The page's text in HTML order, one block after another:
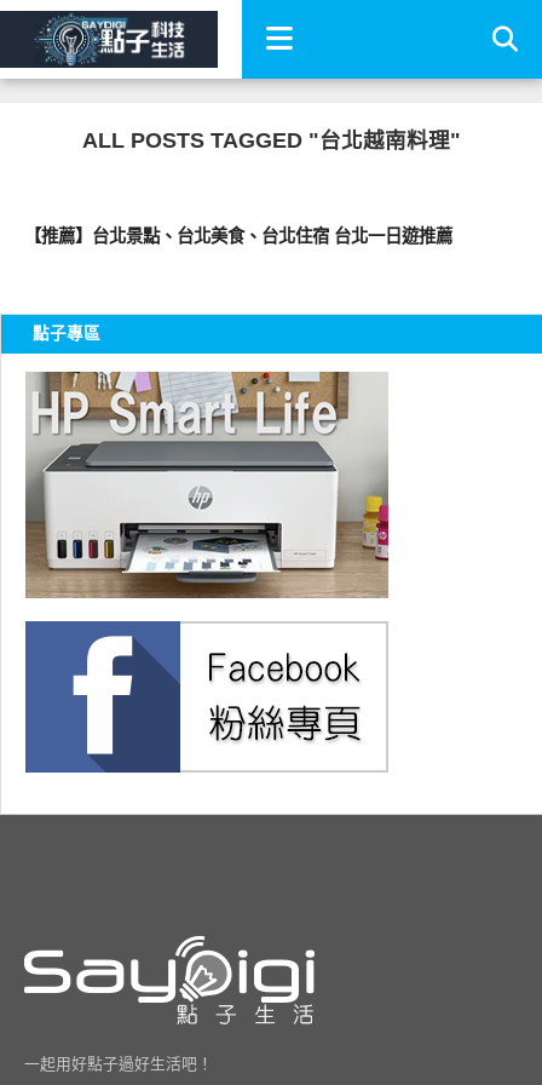
ALL POSTS TAGGED "台北越南料理"
【推薦】台北景點、台北美食、台北住宿 台北一日遊推薦
點子專區
一起用好點子過好生活吧！